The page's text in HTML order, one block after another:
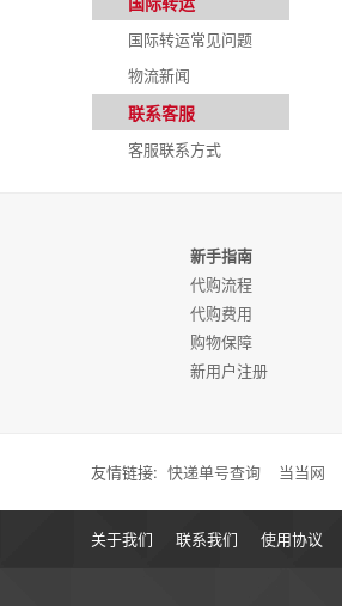
国际转运常见问题
物流新闻
联系客服
客服联系方式
新手指南
代购流程
代购费用
购物保障
新用户注册
友情链接: 快递单号查询 当当网
关于我们 联系我们 使用协议